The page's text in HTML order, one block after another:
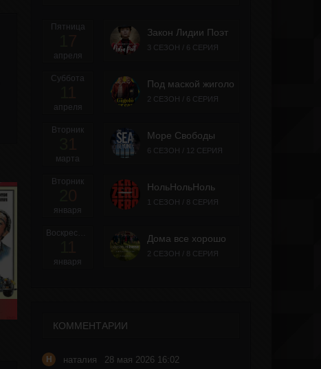
Пятница
17
апреля
Закон Лидии Поэт
3 СЕЗОН / 6 СЕРИЯ
Суббота
апреля
Под маской жиголо
2 СЕЗОН / 6 СЕРИЯ
Вторник
31
марта
Море Свободы
6 СЕЗОН / 12 СЕРИЯ
Вторник
20
января
НольНольНоль
1 СЕЗОН / 8 СЕРИЯ
Воскресенье
января
Дома все хорошо
2 СЕЗОН / 8 СЕРИЯ
КОММЕНТАРИИ
Н наталия 28 мая 2026 16:02